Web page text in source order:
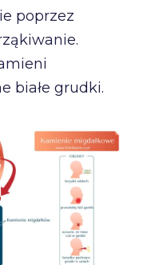
poprzez
białe grudki.